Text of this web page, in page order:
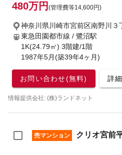
480万円 (管理費等14,600円)
神奈川県川崎市宮前区南野川３
東急田園都市線 / 鷺沼駅
1K(24.79㎡) 3階建/1階
1987年5月(築39年4ヶ月)
お問い合わせ(無料) 詳
情報提供会社: (株)ランドネット
売マンション クリオ宮前